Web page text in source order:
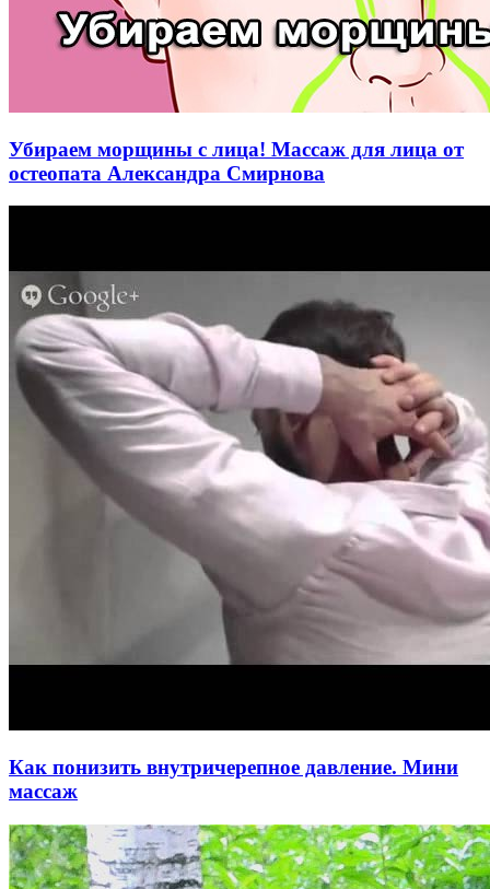
Убираем морщины с лица! Массаж для лица от
остеопата Александра Смирнова
Как понизить внутричерепное давление. Мини
массаж